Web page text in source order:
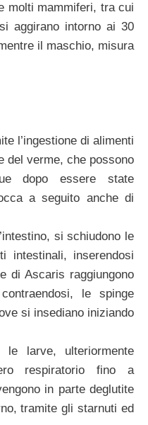
molti mammiferi, tra cui
aggirano intorno ai 30
il maschio, misura
l’ingestione di alimenti
del verme, che possono
dopo essere state
a seguito anche di
si schiudono le
intestinali, inserendosi
di Ascaris raggiungono
le spinge
si insediano iniziando
larve, ulteriormente
respiratorio fino a
in parte deglutite
tramite gli starnuti ed